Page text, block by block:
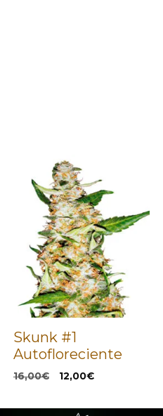
Skunk #1
Autofloreciente
16,00€
El
12,00€El